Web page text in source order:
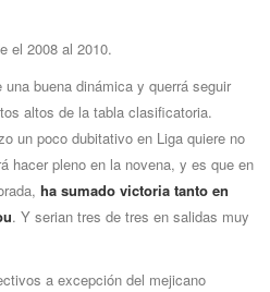
el 2008 al 2010.
buena dinámica y querrá seguir
altos de la tabla clasificatoria.
un poco dubitativo en Liga quiere no
hacer pleno en la novena, y es que en
ha sumado victoria tanto en
. Y serian tres de tres en salidas muy
a excepción del mejicano